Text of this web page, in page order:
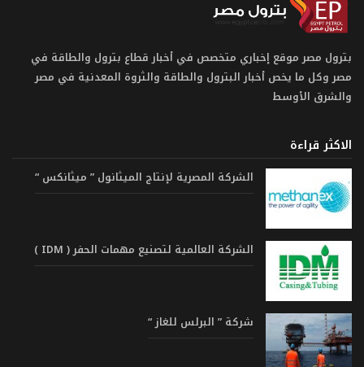
بترول مصر موقع إخباري متخصص في أخبار قطاع بترول والطاقة في
مصر وكل ما يخص أخبار البترول والطاقة والثروة المعدنية في مصر
والشرق الأوسط
الاكثر قراءة
الشركة المصرية لإنتاج الميثانول ” ميثانكس “
الشركة العالمية لتصنيع مهمات الحفر ( IDM )
شركة ” البرلس للغاز “